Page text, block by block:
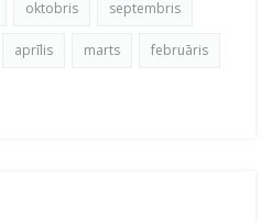
oktobris septembris
aprīlis marts februāris